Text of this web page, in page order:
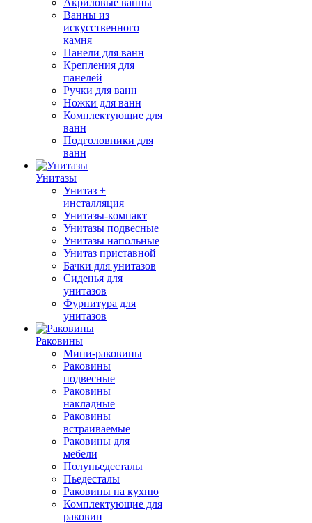
Акриловые ванны
Ванны из
искусственного
камня
Панели для ванн
Крепления для
панелей
Ручки для ванн
Ножки для ванн
Комплектующие для
ванн
Подголовники для
ванн
Унитазы
Унитаз +
инсталляция
Унитазы-компакт
Унитазы подвесные
Унитазы напольные
Унитаз приставной
Бачки для унитазов
Сиденья для
унитазов
Фурнитура для
унитазов
Раковины
Мини-раковины
Раковины
подвесные
Раковины
накладные
Раковины
встраиваемые
Раковины для
мебели
Полупьедесталы
Пьедесталы
Раковины на кухню
Комплектующие для
раковин